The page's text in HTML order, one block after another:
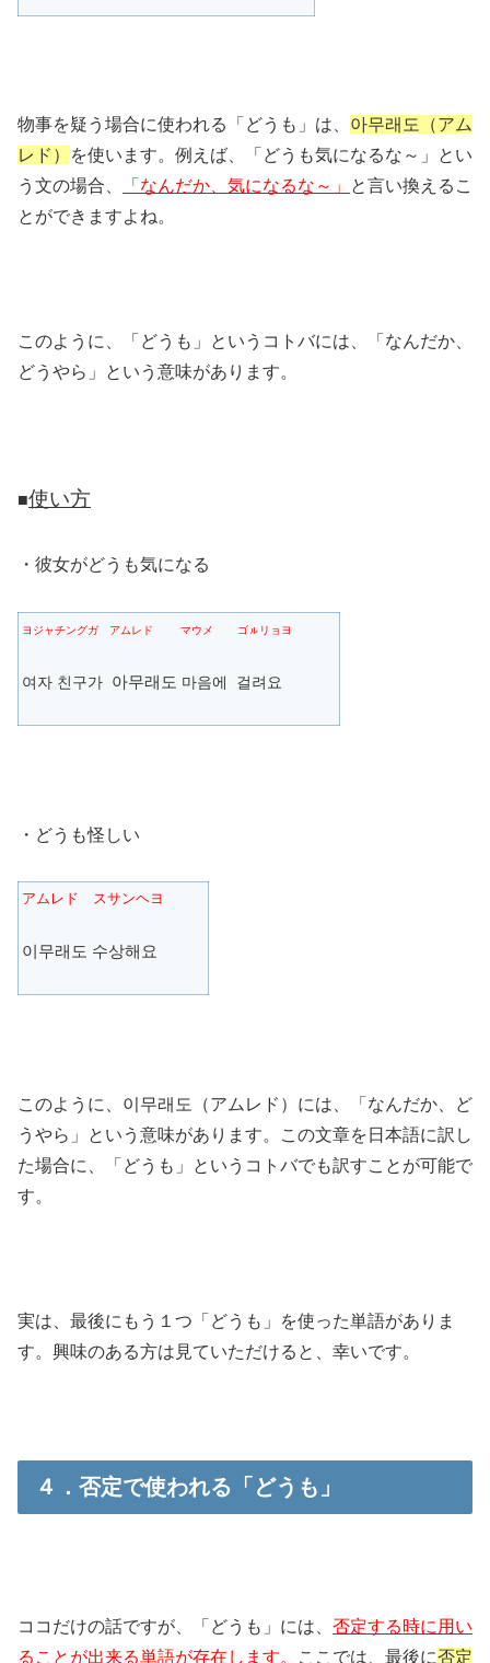
物事を疑う場合に使われる「どうも」は、 아무래도（アム
レド）
を使います。例えば、「どうも気になるな～」とい
う文の場合、
「なんだか、気になるな～」
と言い換えるこ
とができますよね。
このように、「どうも」というコトバには、「なんだか、
どうやら」という意味があります。
■使い方
・彼女がどうも気になる
ヨジャチングガ アムレド マウメ ゴㇽリョヨ
여자 친구가 아무래도 마음에 걸려요
・どうも怪しい
アムレド スサンヘヨ
이무래도 수상해요
このように、이무래도（アムレド）には、「なんだか、ど
うやら」という意味があります。この文章を日本語に訳し
た場合に、「どうも」というコトバでも訳すことが可能で
す。
実は、最後にもう１つ「どうも」を使った単語がありま
す。興味のある方は見ていただけると、幸いです。
４．否定で使われる「どうも」
ココだけの話ですが、「どうも」には、 否定する時に用い
ることが出来る単語が存在します。
ここでは、最後に否定